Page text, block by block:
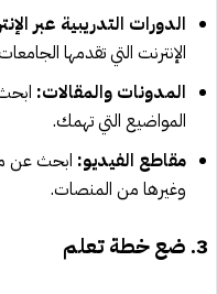
الدورات التدريبية عبر
الإنترنت التي تقدمها
المدونات والمقالات:
المواضيع التي تهمك.
مقاطع الفيديو: ابحث عن
وغيرها من المنصات.
3. ضع خطة تعلم